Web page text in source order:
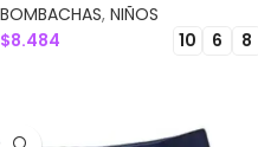
BOMBACHAS, NIÑOS
$8.484 10 6 8